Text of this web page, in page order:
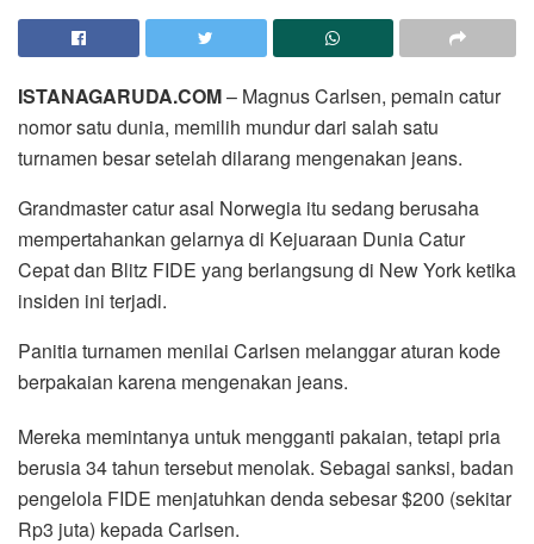
ISTANAGARUDA.COM– Magnus Carlsen, pemain catur
nomor satu dunia, memilih mundur dari salah satu
turnamen besar setelah dilarang mengenakan jeans.
Grandmaster catur asal Norwegia itu sedang berusaha
mempertahankan gelarnya di Kejuaraan Dunia Catur
Cepat dan Blitz FIDE yang berlangsung di New York ketika
insiden ini terjadi.
Panitia turnamen menilai Carlsen melanggar aturan kode
berpakaian karena mengenakan jeans.
Mereka memintanya untuk mengganti pakaian, tetapi pria
berusia 34 tahun tersebut menolak. Sebagai sanksi, badan
pengelola FIDE menjatuhkan denda sebesar $200 (sekitar
Rp3 juta) kepada Carlsen.